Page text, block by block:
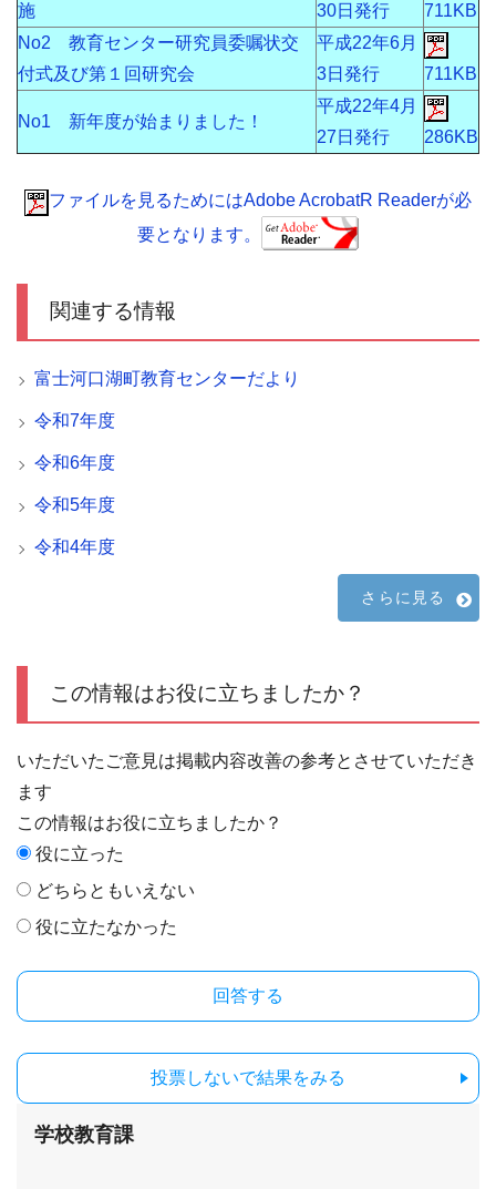
施
30日発行
711KB
No2 教育センター研究員委嘱状交
付式及び第１回研究会
平成22年6月
3日発行
711KB
No1 新年度が始まりました！
平成22年4月
27日発行
286KB
ファイルを見るためにはAdobe AcrobatR Readerが必
要となります。
関連する情報
富士河口湖町教育センターだより
令和7年度
令和6年度
令和5年度
令和4年度
さらに見る
この情報はお役に立ちましたか？
いただいたご意見は掲載内容改善の参考とさせていただき
ます
この情報はお役に立ちましたか？
役に立った
どちらともいえない
役に立たなかった
投票しないで結果をみる
学校教育課